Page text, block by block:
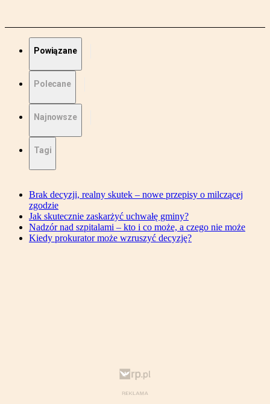
Powiązane
Polecane
Najnowsze
Tagi
Brak decyzji, realny skutek – nowe przepisy o milczącej
zgodzie
Jak skutecznie zaskarżyć uchwałę gminy?
Nadzór nad szpitalami – kto i co może, a czego nie może
Kiedy prokurator może wzruszyć decyzję?